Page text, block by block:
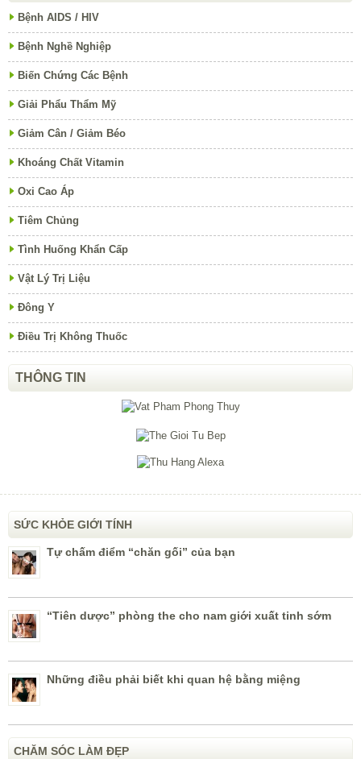
Bệnh AIDS / HIV
Bệnh Nghề Nghiệp
Biến Chứng Các Bệnh
Giải Phẩu Thẩm Mỹ
Giảm Cân / Giảm Béo
Khoáng Chất Vitamin
Oxi Cao Áp
Tiêm Chủng
Tình Huống Khẩn Cấp
Vật Lý Trị Liệu
Đông Y
Điều Trị Không Thuốc
THÔNG TIN
SỨC KHỎE GIỚI TÍNH
Tự chấm điểm “chăn gối” của bạn
“Tiên dược” phòng the cho nam giới xuất tinh sớm
Những điều phải biết khi quan hệ bằng miệng
CHĂM SÓC LÀM ĐẸP